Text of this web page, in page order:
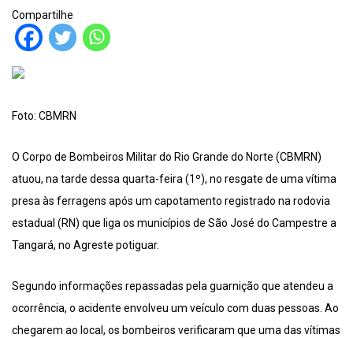
Compartilhe
Foto: CBMRN
O Corpo de Bombeiros Militar do Rio Grande do Norte (CBMRN)
atuou, na tarde dessa quarta-feira (1º), no resgate de uma vítima
presa às ferragens após um capotamento registrado na rodovia
estadual (RN) que liga os municípios de São José do Campestre a
Tangará, no Agreste potiguar.
Segundo informações repassadas pela guarnição que atendeu a
ocorrência, o acidente envolveu um veículo com duas pessoas. Ao
chegarem ao local, os bombeiros verificaram que uma das vítimas